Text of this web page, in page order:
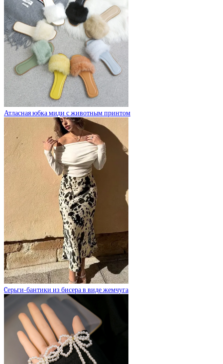
Атласная юбка миди с животным принтом
Cерьги-бантики из бисера в виде жемчуга